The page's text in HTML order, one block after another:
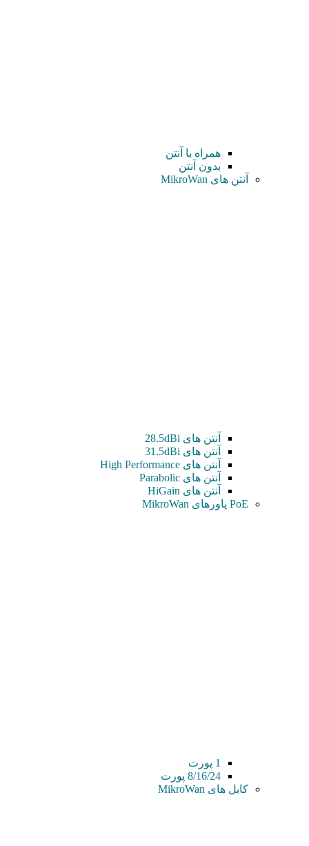
همراه با آنتن
بدون آنتن
آنتن های MikroWan
آنتن های 28.5dBi
آنتن های 31.5dBi
آنتن های High Performance
آنتن های Parabolic
آنتن های HiGain
PoE پاورهای MikroWan
1 پورت
8/16/24 پورت
کابل های MikroWan